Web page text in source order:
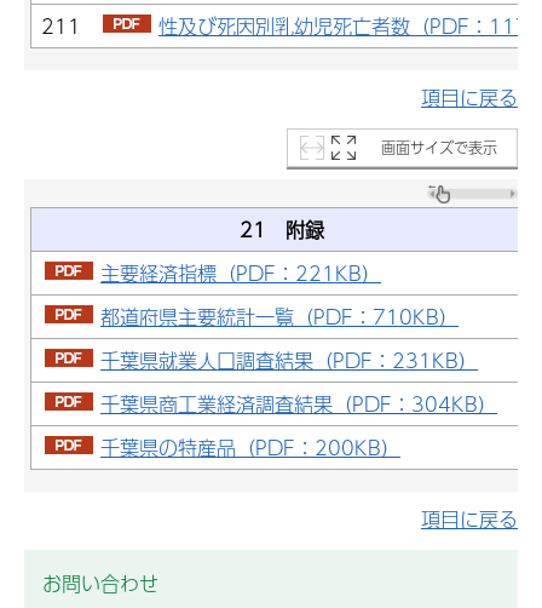
211
性及び死因別乳幼児死亡者数（PDF：
項目に戻る
画面サイズで表示
21 附録
主要経済指標（PDF：221KB）
都道府県主要統計一覧（PDF：710KB）
千葉県就業人口調査結果（PDF：231KB）
千葉県商工業経済調査結果（PDF：304KB）
千葉県の特産品（PDF：200KB）
項目に戻る
お問い合わせ